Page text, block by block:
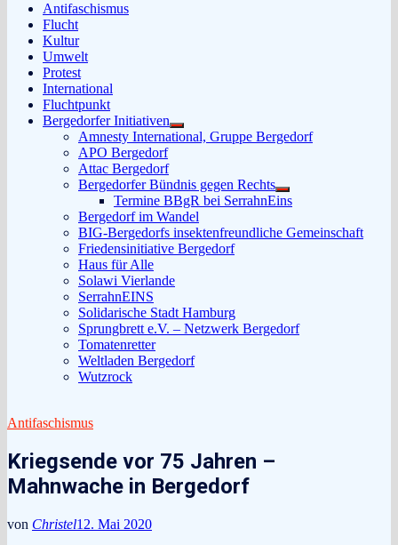
Antifaschismus
Flucht
Kultur
Umwelt
Protest
International
Fluchtpunkt
Bergedorfer Initiativen
Untermenü
anzeigen
Amnesty International, Gruppe Bergedorf
APO Bergedorf
Attac Bergedorf
Bergedorfer Bündnis gegen Rechts
Untermenü
anzeigen
Termine BBgR bei SerrahnEins
Bergedorf im Wandel
BIG-Bergedorfs insektenfreundliche Gemeinschaft
Friedensinitiative Bergedorf
Haus für Alle
Solawi Vierlande
SerrahnEINS
Solidarische Stadt Hamburg
Sprungbrett e.V. – Netzwerk Bergedorf
Tomatenretter
Weltladen Bergedorf
Wutzrock
Antifaschismus
Kriegsende vor 75 Jahren –
Mahnwache in Bergedorf
von Christel12. Mai 2020